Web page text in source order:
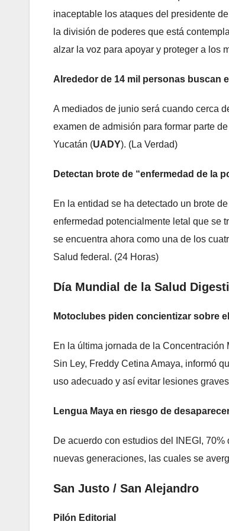
inaceptable los ataques del presidente
la división de poderes que está
alzar la voz para apoyar y proteger a los
Alrededor de 14 mil personas buscan
A mediados de junio será cuando cerca
examen de admisión para formar parte
Yucatán (UADY). (La Verdad)
Detectan brote de “enfermedad de la
En la entidad se ha detectado un brote
enfermedad potencialmente letal que se
se encuentra ahora como una de los
Salud federal. (24 Horas)
Día Mundial de la Salud
Motoclubes piden concientizar sobre
En la última jornada de la
Sin Ley, Freddy Cetina Amaya, informó
uso adecuado y así evitar lesiones
Lengua Maya en riesgo de
De acuerdo con estudios del INEGI,
nuevas generaciones, las cuales se
San Justo / San Alejandro
Pilón Editorial